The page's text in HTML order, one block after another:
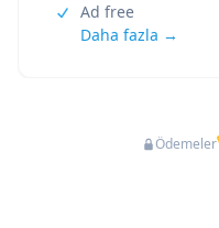
Ad free
Daha fazla →
Ödemeler